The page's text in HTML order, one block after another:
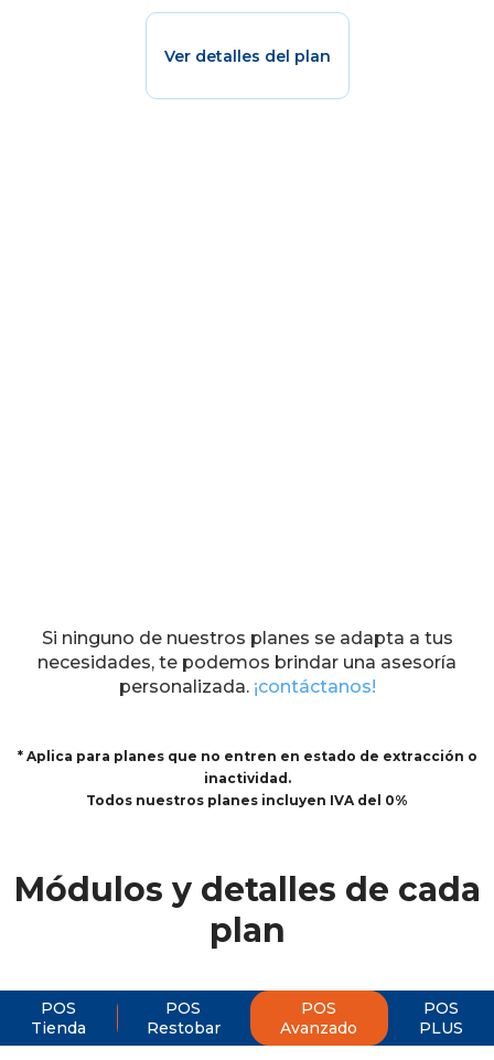
Ver detalles del plan
Si ninguno de nuestros planes se adapta a tus
necesidades, te podemos brindar una asesoría
personalizada. ¡contáctanos!
* Aplica para planes que no entren en estado de extracción o
inactividad.
Todos nuestros planes incluyen IVA del 0%
Módulos y detalles de cada
plan
POS
Tienda
POS
Restobar
POS
Avanzado
POS
PLUS